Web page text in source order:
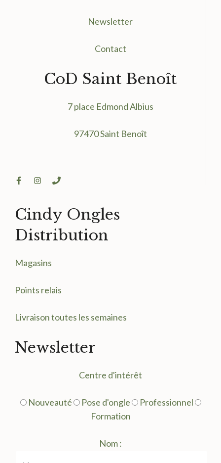
Newsletter
Contact
CoD Saint Benoît
7 place Edmond Albius
97470 Saint Benoît
Cindy Ongles
Distribution
Magasins
Points relais
Livraison toutes les semaines
Newsletter
Centre d'intérêt
Nouveauté Pose d'ongle
Professionnel
Formation
Nom :